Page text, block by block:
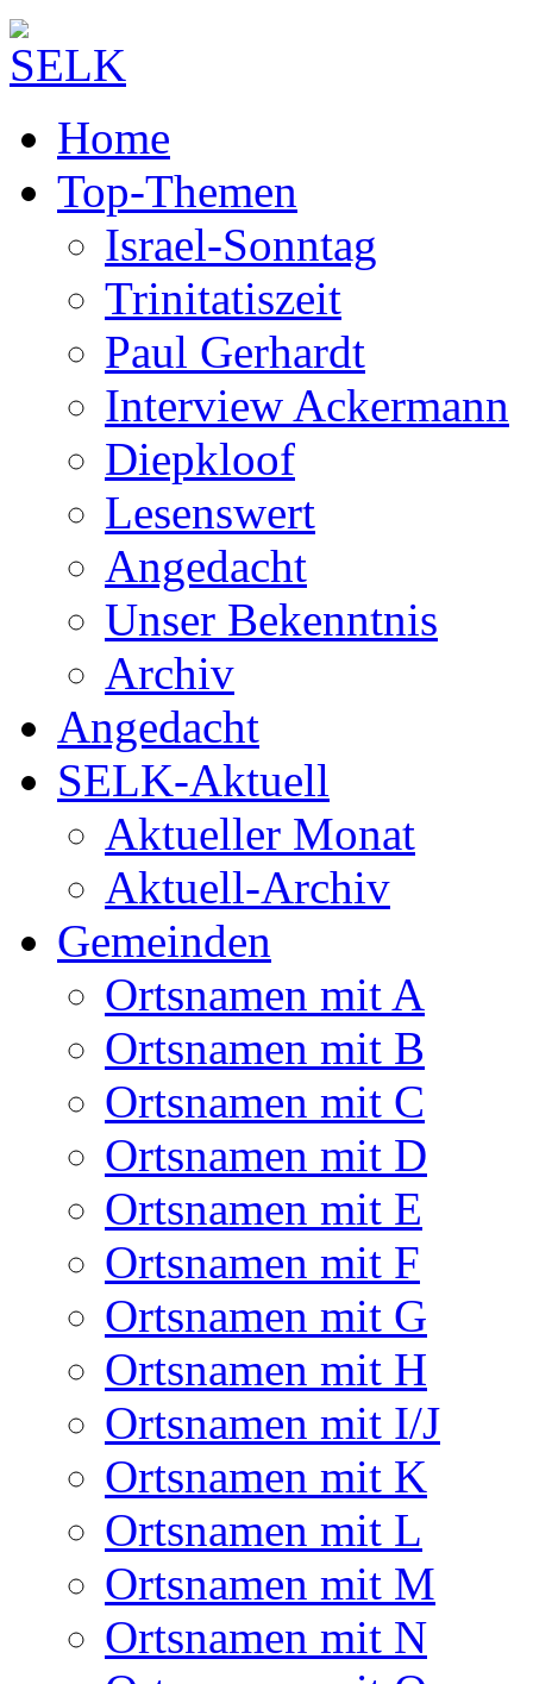
Home
Top-Themen
Israel-Sonntag
Trinitatiszeit
Paul Gerhardt
Interview Ackermann
Diepkloof
Lesenswert
Angedacht
Unser Bekenntnis
Archiv
Angedacht
SELK-Aktuell
Aktueller Monat
Aktuell-Archiv
Gemeinden
Ortsnamen mit A
Ortsnamen mit B
Ortsnamen mit C
Ortsnamen mit D
Ortsnamen mit E
Ortsnamen mit F
Ortsnamen mit G
Ortsnamen mit H
Ortsnamen mit I/J
Ortsnamen mit K
Ortsnamen mit L
Ortsnamen mit M
Ortsnamen mit N